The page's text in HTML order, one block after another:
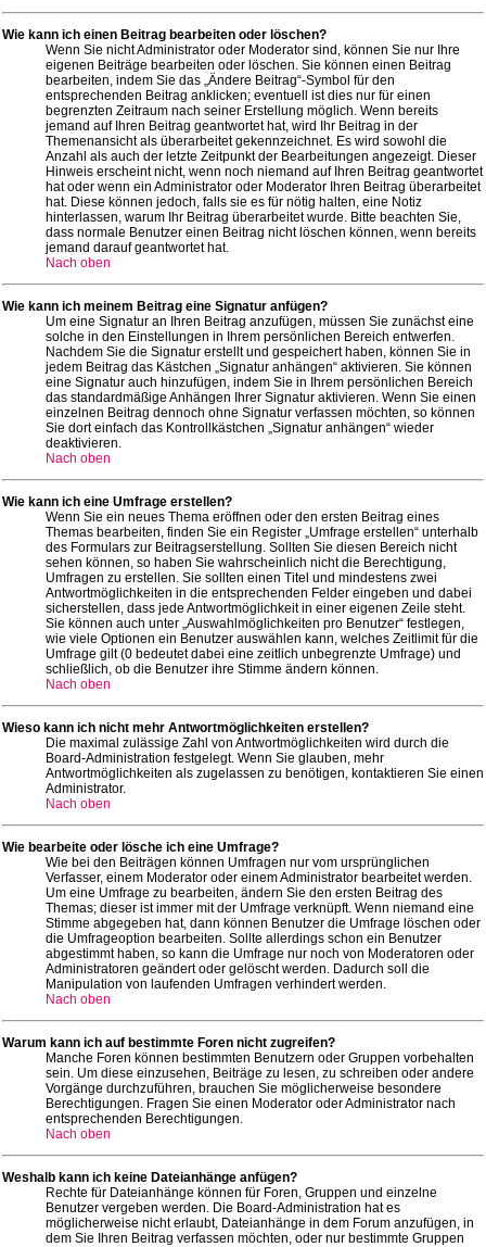
Wie kann ich einen Beitrag bearbeiten oder löschen?
Wenn Sie nicht Administrator oder Moderator sind, können Sie nur Ihre
eigenen Beiträge bearbeiten oder löschen. Sie können einen Beitrag
bearbeiten, indem Sie das „Ändere Beitrag“-Symbol für den
entsprechenden Beitrag anklicken; eventuell ist dies nur für einen
begrenzten Zeitraum nach seiner Erstellung möglich. Wenn bereits
jemand auf Ihren Beitrag geantwortet hat, wird Ihr Beitrag in der
Themenansicht als überarbeitet gekennzeichnet. Es wird sowohl die
Anzahl als auch der letzte Zeitpunkt der Bearbeitungen angezeigt. Dieser
Hinweis erscheint nicht, wenn noch niemand auf Ihren Beitrag geantwortet
hat oder wenn ein Administrator oder Moderator Ihren Beitrag überarbeitet
hat. Diese können jedoch, falls sie es für nötig halten, eine Notiz
hinterlassen, warum Ihr Beitrag überarbeitet wurde. Bitte beachten Sie,
dass normale Benutzer einen Beitrag nicht löschen können, wenn bereits
jemand darauf geantwortet hat.
Nach oben
Wie kann ich meinem Beitrag eine Signatur anfügen?
Um eine Signatur an Ihren Beitrag anzufügen, müssen Sie zunächst eine
solche in den Einstellungen in Ihrem persönlichen Bereich entwerfen.
Nachdem Sie die Signatur erstellt und gespeichert haben, können Sie in
jedem Beitrag das Kästchen „Signatur anhängen“ aktivieren. Sie können
eine Signatur auch hinzufügen, indem Sie in Ihrem persönlichen Bereich
das standardmäßige Anhängen Ihrer Signatur aktivieren. Wenn Sie einen
einzelnen Beitrag dennoch ohne Signatur verfassen möchten, so können
Sie dort einfach das Kontrollkästchen „Signatur anhängen“ wieder
deaktivieren.
Nach oben
Wie kann ich eine Umfrage erstellen?
Wenn Sie ein neues Thema eröffnen oder den ersten Beitrag eines
Themas bearbeiten, finden Sie ein Register „Umfrage erstellen“ unterhalb
des Formulars zur Beitragserstellung. Sollten Sie diesen Bereich nicht
sehen können, so haben Sie wahrscheinlich nicht die Berechtigung,
Umfragen zu erstellen. Sie sollten einen Titel und mindestens zwei
Antwortmöglichkeiten in die entsprechenden Felder eingeben und dabei
sicherstellen, dass jede Antwortmöglichkeit in einer eigenen Zeile steht.
Sie können auch unter „Auswahlmöglichkeiten pro Benutzer“ festlegen,
wie viele Optionen ein Benutzer auswählen kann, welches Zeitlimit für die
Umfrage gilt (0 bedeutet dabei eine zeitlich unbegrenzte Umfrage) und
schließlich, ob die Benutzer ihre Stimme ändern können.
Nach oben
Wieso kann ich nicht mehr Antwortmöglichkeiten erstellen?
Die maximal zulässige Zahl von Antwortmöglichkeiten wird durch die
Board-Administration festgelegt. Wenn Sie glauben, mehr
Antwortmöglichkeiten als zugelassen zu benötigen, kontaktieren Sie einen
Administrator.
Nach oben
Wie bearbeite oder lösche ich eine Umfrage?
Wie bei den Beiträgen können Umfragen nur vom ursprünglichen
Verfasser, einem Moderator oder einem Administrator bearbeitet werden.
Um eine Umfrage zu bearbeiten, ändern Sie den ersten Beitrag des
Themas; dieser ist immer mit der Umfrage verknüpft. Wenn niemand eine
Stimme abgegeben hat, dann können Benutzer die Umfrage löschen oder
die Umfrageoption bearbeiten. Sollte allerdings schon ein Benutzer
abgestimmt haben, so kann die Umfrage nur noch von Moderatoren oder
Administratoren geändert oder gelöscht werden. Dadurch soll die
Manipulation von laufenden Umfragen verhindert werden.
Nach oben
Warum kann ich auf bestimmte Foren nicht zugreifen?
Manche Foren können bestimmten Benutzern oder Gruppen vorbehalten
sein. Um diese einzusehen, Beiträge zu lesen, zu schreiben oder andere
Vorgänge durchzuführen, brauchen Sie möglicherweise besondere
Berechtigungen. Fragen Sie einen Moderator oder Administrator nach
entsprechenden Berechtigungen.
Nach oben
Weshalb kann ich keine Dateianhänge anfügen?
Rechte für Dateianhänge können für Foren, Gruppen und einzelne
Benutzer vergeben werden. Die Board-Administration hat es
möglicherweise nicht erlaubt, Dateianhänge in dem Forum anzufügen, in
dem Sie Ihren Beitrag verfassen möchten, oder nur bestimmte Gruppen